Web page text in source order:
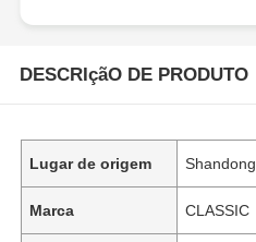
DESCRIçãO DE PRODUTO
Lugar de origem Shandong
Marca CLASSIC